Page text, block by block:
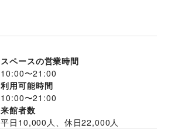
スペースの営業時間
10:00〜21:00
利用可能時間
10:00〜21:00
来館者数
平日 10,000 人、休日22,000人